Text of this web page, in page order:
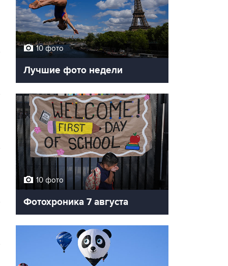
10 фото
Лучшие фото недели
10 фото
Фотохроника 7 августа